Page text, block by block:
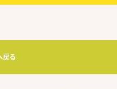
戻る